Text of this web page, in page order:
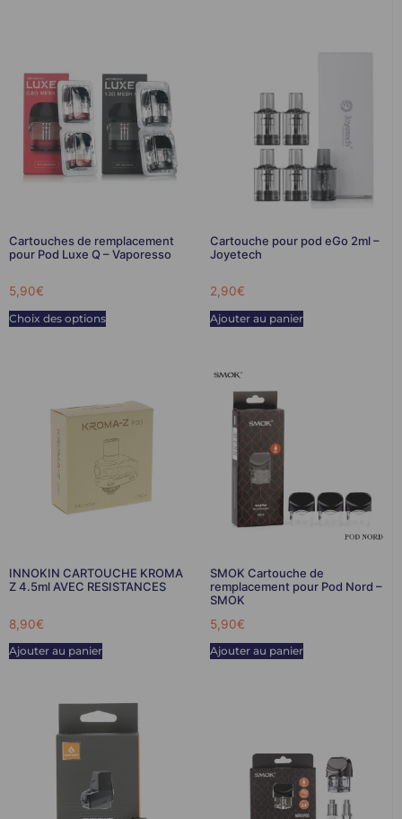
Cartouches de remplacement
pour Pod Luxe Q – Vaporesso
5,90€
Choix des options
Cartouche pour pod eGo 2ml –
Joyetech
2,90€
Ajouter au panier
INNOKIN CARTOUCHE KROMA
Z 4.5ml AVEC RESISTANCES
8,90€
Ajouter au panier
SMOK Cartouche de
remplacement pour Pod Nord –
SMOK
5,90€
Ajouter au panier